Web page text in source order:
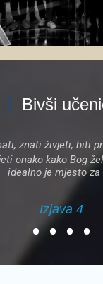
Bivši
• • • •
znati živjeti, biti
onako kako Bog
idealno je mjesto za
Izjava 4
kvalitetne i
učenike u
pristup svakom
Izjava 2